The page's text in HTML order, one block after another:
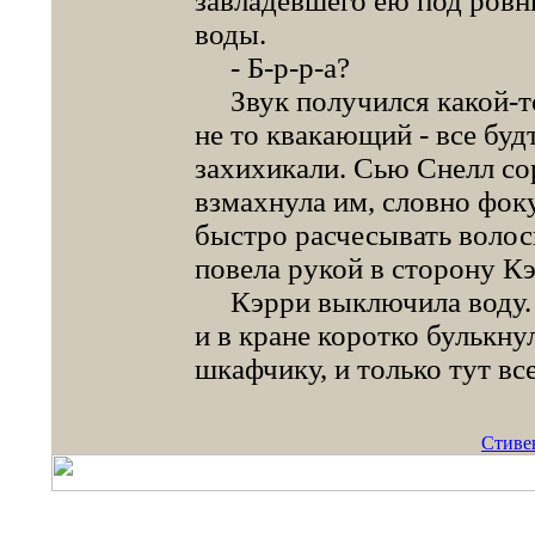
воды.
- Б-р-р-а?
Звук получился какой-
не то квакающий - все
захихикали. Сью Снелл
взмахнула им, словно
быстро расчесывать
повела рукой в сторону
Кэрри выключила воду.
и в кране коротко
шкафчику, и только тут